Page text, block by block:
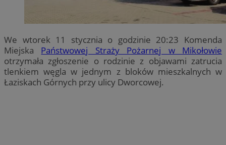
We wtorek 11 stycznia o godzinie 20:23 Komenda
Miejska Państwowej Straży Pożarnej w Mikołowie
otrzymała zgłoszenie o rodzinie z objawami zatrucia
tlenkiem węgla w jednym z bloków mieszkalnych w
Łaziskach Górnych przy ulicy Dworcowej.